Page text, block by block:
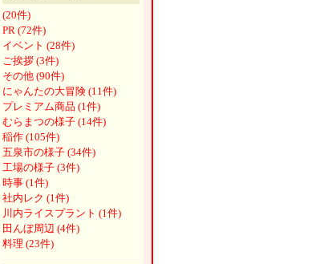
(20件)
PR (72件)
イベント (28件)
ご挨拶 (3件)
その他 (90件)
にゃんたの大冒険 (11件)
プレミアム商品 (1件)
むらまつの様子 (14件)
稲作 (105件)
五泉市の様子 (34件)
工場の様子 (3件)
時事 (1件)
社内レク (1件)
川内ライスプラント (1件)
田んぼ周辺 (4件)
料理 (23件)